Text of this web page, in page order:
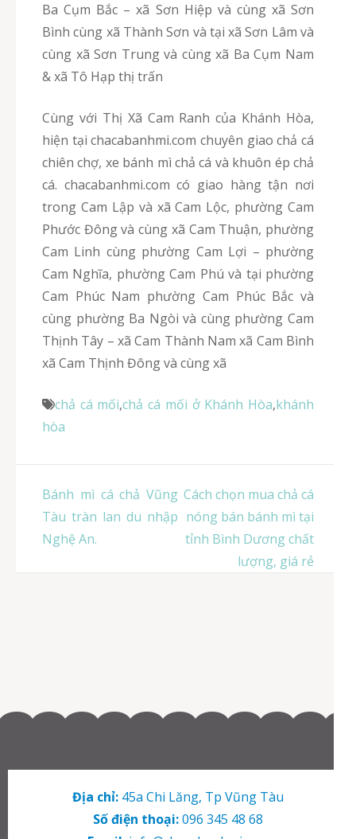
Ba Cụm Bắc – xã Sơn Hiệp và cùng xã Sơn
Bình cùng xã Thành Sơn và tại xã Sơn Lâm và
cùng xã Sơn Trung và cùng xã Ba Cụm Nam
& xã Tô Hạp thị trấn
Cùng với Thị Xã Cam Ranh của Khánh Hòa,
hiện tại chacabanhmi.com chuyên giao chả cá
chiên chợ, xe bánh mì chả cá và khuôn ép chả
cá. chacabanhmi.com có giao hàng tận nơi
trong Cam Lập và xã Cam Lộc, phường Cam
Phước Đông và cùng xã Cam Thuận, phường
Cam Linh cùng phường Cam Lợi – phường
Cam Nghĩa, phường Cam Phú và tại phường
Cam Phúc Nam phường Cam Phúc Bắc và
cùng phường Ba Ngòi và cùng phường Cam
Thịnh Tây – xã Cam Thành Nam xã Cam Bình
xã Cam Thịnh Đông và cùng xã
chả cá mối,chả cá mối ở Khánh Hòa,khánh
hòa
Điều
hướng
bài
Bánh mì cá chả Vũng
Tàu tràn lan du nhập
Nghệ An.
Cách chọn mua chả cá
nóng bán bánh mì tại
tỉnh Bình Dương chất
lượng, giá rẻ
Địa chỉ: 45a Chi Lăng, Tp Vũng Tàu
Số điện thoại:096 345 48 68